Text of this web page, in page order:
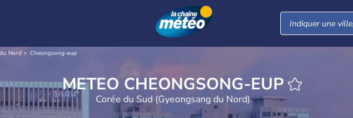
Nord Cheongsong-eup
METEO CHEONGSONG-EUP
Corée du Sud (Gyeongsang du Nord)